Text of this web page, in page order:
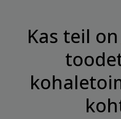
Kas teil on